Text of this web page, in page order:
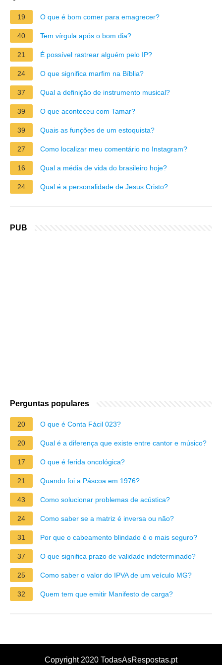
19 O que é bom comer para emagrecer?
40 Tem vírgula após o bom dia?
21 É possível rastrear alguém pelo IP?
24 O que significa marfim na Bíblia?
37 Qual a definição de instrumento musical?
39 O que aconteceu com Tamar?
39 Quais as funções de um estoquista?
27 Como localizar meu comentário no Instagram?
16 Qual a média de vida do brasileiro hoje?
24 Qual é a personalidade de Jesus Cristo?
PUB
Perguntas populares
20 O que é Conta Fácil 023?
20 Qual é a diferença que existe entre cantor e músico?
17 O que é ferida oncológica?
21 Quando foi a Páscoa em 1976?
43 Como solucionar problemas de acústica?
24 Como saber se a matriz é inversa ou não?
31 Por que o cabeamento blindado é o mais seguro?
37 O que significa prazo de validade indeterminado?
25 Como saber o valor do IPVA de um veículo MG?
32 Quem tem que emitir Manifesto de carga?
Copyright 2020 TodasAsRespostas.pt